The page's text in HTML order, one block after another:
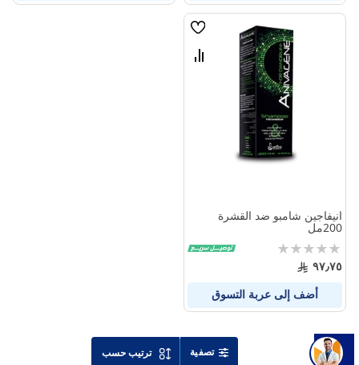
ترتيب حسب
قائمة
قارن
انيفاجين شامبو ضد القشرة
200مل
Rating:
0%
٩٧٫٧٥
أضف إلى عربة التسوق
تصفية